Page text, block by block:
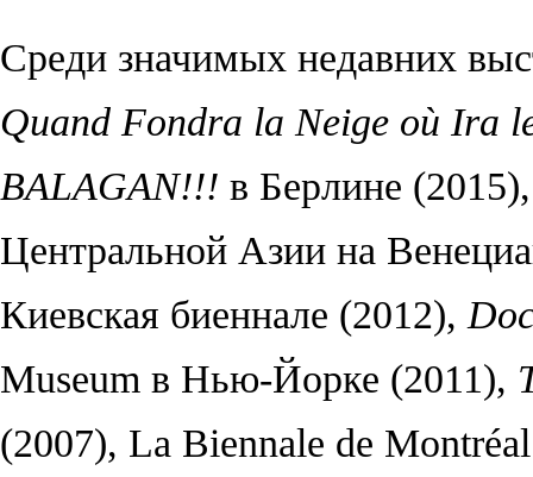
Среди значимых недавних
Quand Fondra la Neige où Ira
BALAGAN!!! в Берлине
Центральной Азии на
Киевская биеннале (2012),
Museum в Нью-Йорке (2011),
(2007), La Biennale de